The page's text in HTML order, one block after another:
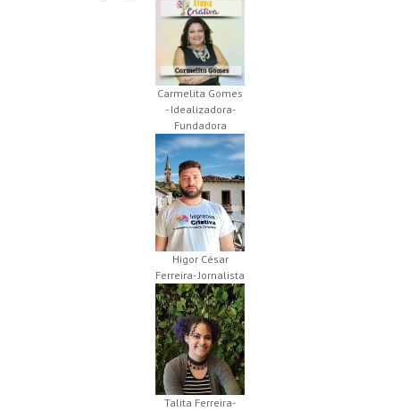
Carmelita Gomes
- Idealizadora-
Fundadora
Higor César
Ferreira- Jornalista
Talita Ferreira-